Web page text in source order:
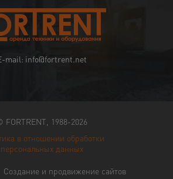
mail: info@fortrent.net
FORTRENT, 1988-2026
в отношении обработки
персональных данных
Создание и продвижение сайтов